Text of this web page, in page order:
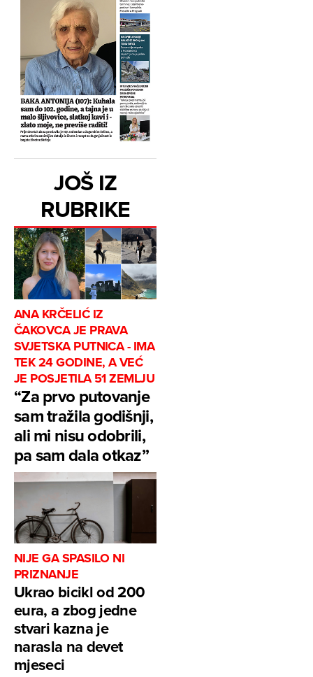
JOŠ IZ
RUBRIKE
ANA KRČELIĆ IZ
ČAKOVCA JE PRAVA
SVJETSKA PUTNICA - IMA
TEK 24 GODINE, A VEĆ
JE POSJETILA 51 ZEMLJU
“Za prvo putovanje
sam tražila godišnji,
ali mi nisu odobrili,
pa sam dala otkaz”
NIJE GA SPASILO NI
PRIZNANJE
Ukrao bicikl od 200
eura, a zbog jedne
stvari kazna je
narasla na devet
mjeseci